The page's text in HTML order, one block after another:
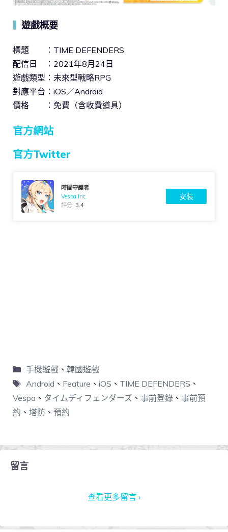
遊戲概要
標題 ：TIME DEFENDERS
配信日 ：2021年8月24日
遊戲類型：未來型戰略RPG
對應平台：iOS／Android
價格 ：免費（含收費道具）
官方網站
官方Twitter
時間守護者
Vespa Inc.
評分: 3.4
安裝
手機遊戲、 韓國遊戲
Android 、 Feature 、 iOS 、 TIME DEFENDERS 、
Vespa 、 タイムディフェンダーズ 、 事前登錄 、 事前預
約 、 塔防 、 預約
留言
查看更多留言 ›